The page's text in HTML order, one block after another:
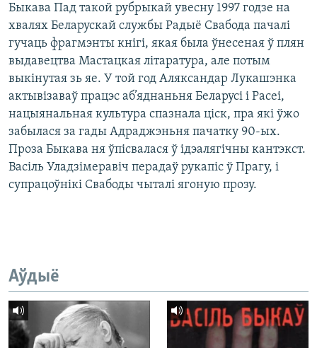
Быкава Пад такой рубрыкай увесну 1997 годзе на
хвалях Беларускай службы Радыё Свабода пачалі
гучаць фрагмэнты кнігі, якая была ўнесеная ў плян
выдавецтва Мастацкая літаратура, але потым
выкінутая зь яе. У той год Аляксандар Лукашэнка
актывізаваў працэс аб’яднаньня Беларусі і Расеі,
нацыянальная культура спазнала ціск, пра які ўжо
забылася за гады Адраджэньня пачатку 90-ых.
Проза Быкава ня ўпісвалася ў ідэалягічны кантэкст.
Васіль Уладзімеравіч перадаў рукапіс ў Прагу, і
супрацоўнікі Свабоды чыталі ягоную прозу.
Аўдыё